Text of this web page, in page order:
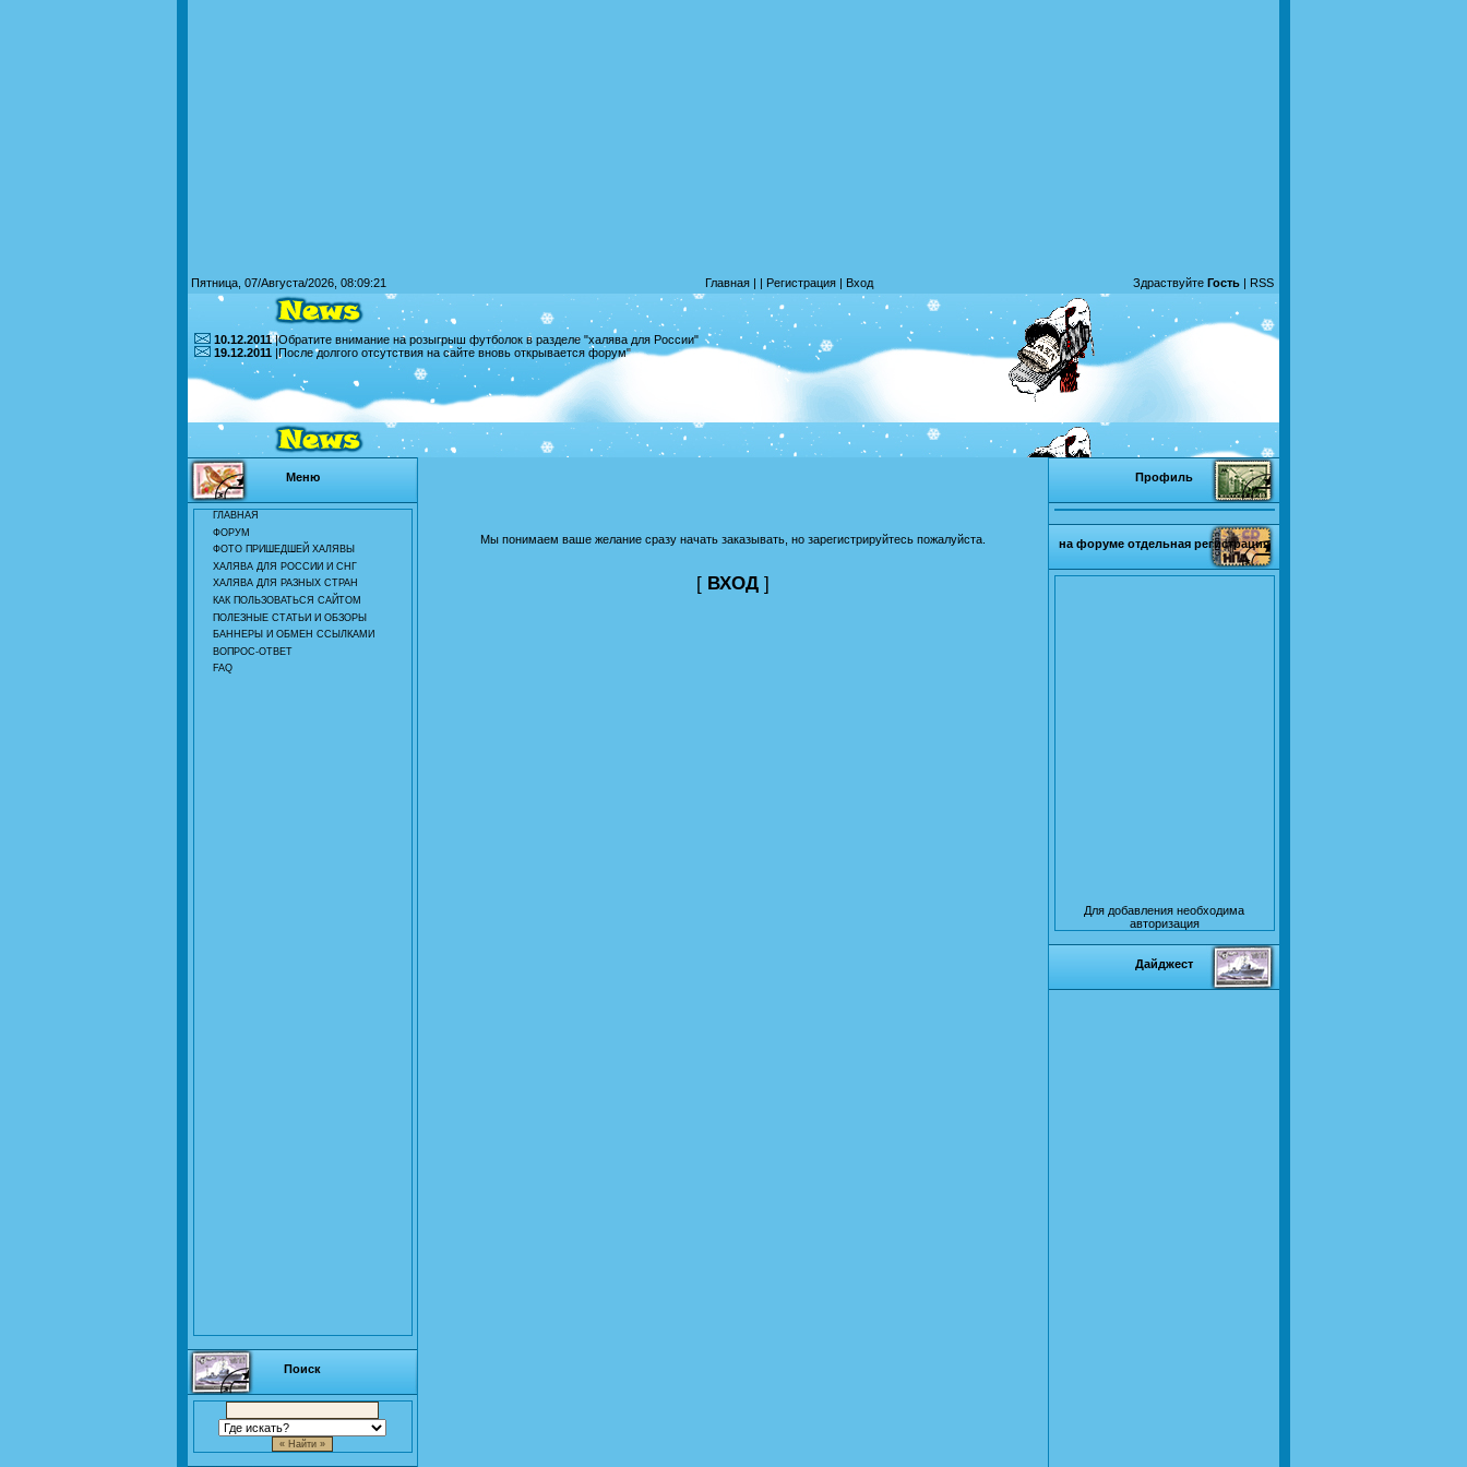
Пятница, 07/Августа/2026, 08:09:21 Главная | | Регистрация | Вход Здраствуйте Гость | RSS
10.12.2011|Обратите внимание на розыгрыш футболок в разделе "халява для России"
19.12.2011 |После долгого отсутствия на сайте вновь открывается форум"
Меню
ГЛАВНАЯ
ФОРУМ
ФОТО ПРИШЕДШЕЙ ХАЛЯВЫ
ХАЛЯВА ДЛЯ РОССИИ И СНГ
ХАЛЯВА ДЛЯ РАЗНЫХ СТРАН
КАК ПОЛЬЗОВАТЬСЯ САЙТОМ
ПОЛЕЗНЫЕ СТАТЬИ И ОБЗОРЫ
БАННЕРЫ И ОБМЕН ССЫЛКАМИ
ВОПРОС-ОТВЕТ
FAQ
Поиск
Мы понимаем ваше желание сразу начать заказывать, но зарегистрируйтесь пожалуйста.
[ ВХОД ]
Профиль
на форуме отдельная регистрация
Для добавления необходима
авторизация
Дайджест